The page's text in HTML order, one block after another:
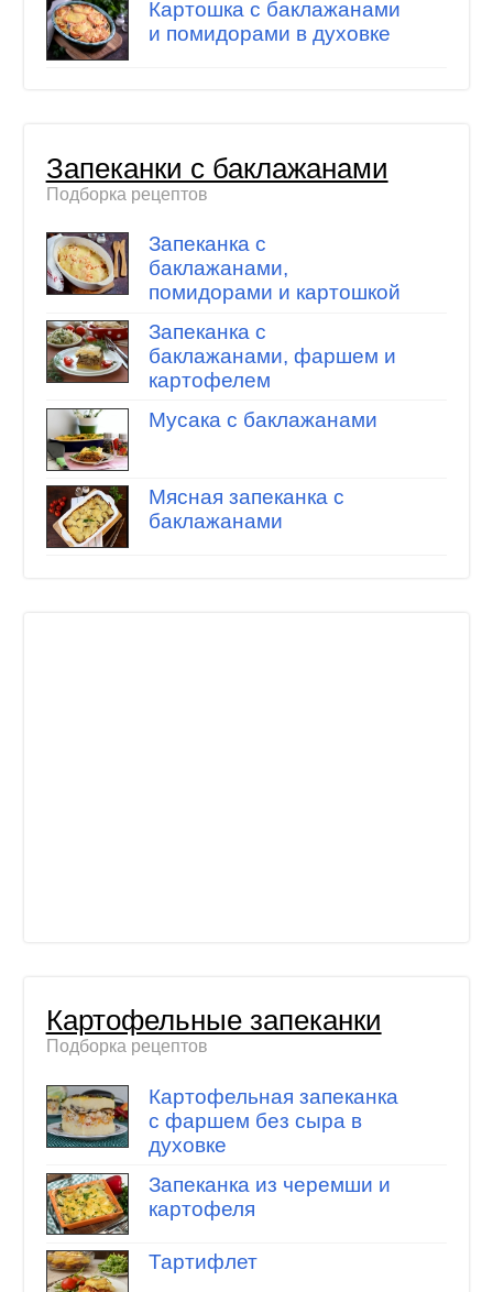
Картошка с баклажанами
и помидорами в духовке
Запеканки с баклажанами
Подборка рецептов
Запеканка с
баклажанами,
помидорами и картошкой
Запеканка с
баклажанами, фаршем и
картофелем
Мусака с баклажанами
Мясная запеканка с
баклажанами
Картофельные запеканки
Подборка рецептов
Картофельная запеканка
с фаршем без сыра в
духовке
Запеканка из черемши и
картофеля
Тартифлет